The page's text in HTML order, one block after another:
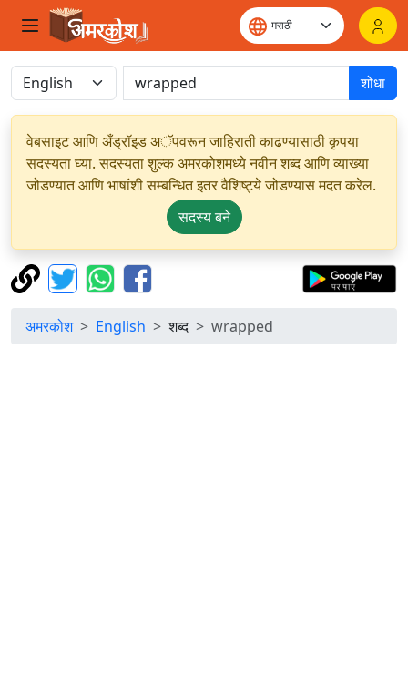
शोधा
वेबसाइट आणि अँड्रॉइड अॅपवरून जाहिराती काढण्यासाठी कृपया
सदस्यता घ्या. सदस्यता शुल्क अमरकोशमध्ये नवीन शब्द आणि व्याख्या
जोडण्यात आणि भाषांशी सम्बन्धित इतर वैशिष्ट्ये जोडण्यास मदत करेल.
सदस्य बने
अमरकोश English शब्द wrapped